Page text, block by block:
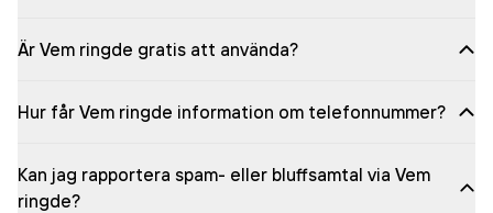
Är Vem ringde gratis att använda?
Hur får Vem ringde information om telefonnummer?
Kan jag rapportera spam- eller bluffsamtal via Vem
ringde?